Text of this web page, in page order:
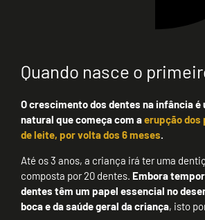
Quando nasce o
O crescimento dos dentes na infância é
natural que começa com aerupção dos
de leite, por volta dos 6 meses.
Até os 3 anos, a criança irá ter uma
composta por 20 dentes. Embora
dentes têm um papel essencial no
boca e da saúde geral da criança, isto